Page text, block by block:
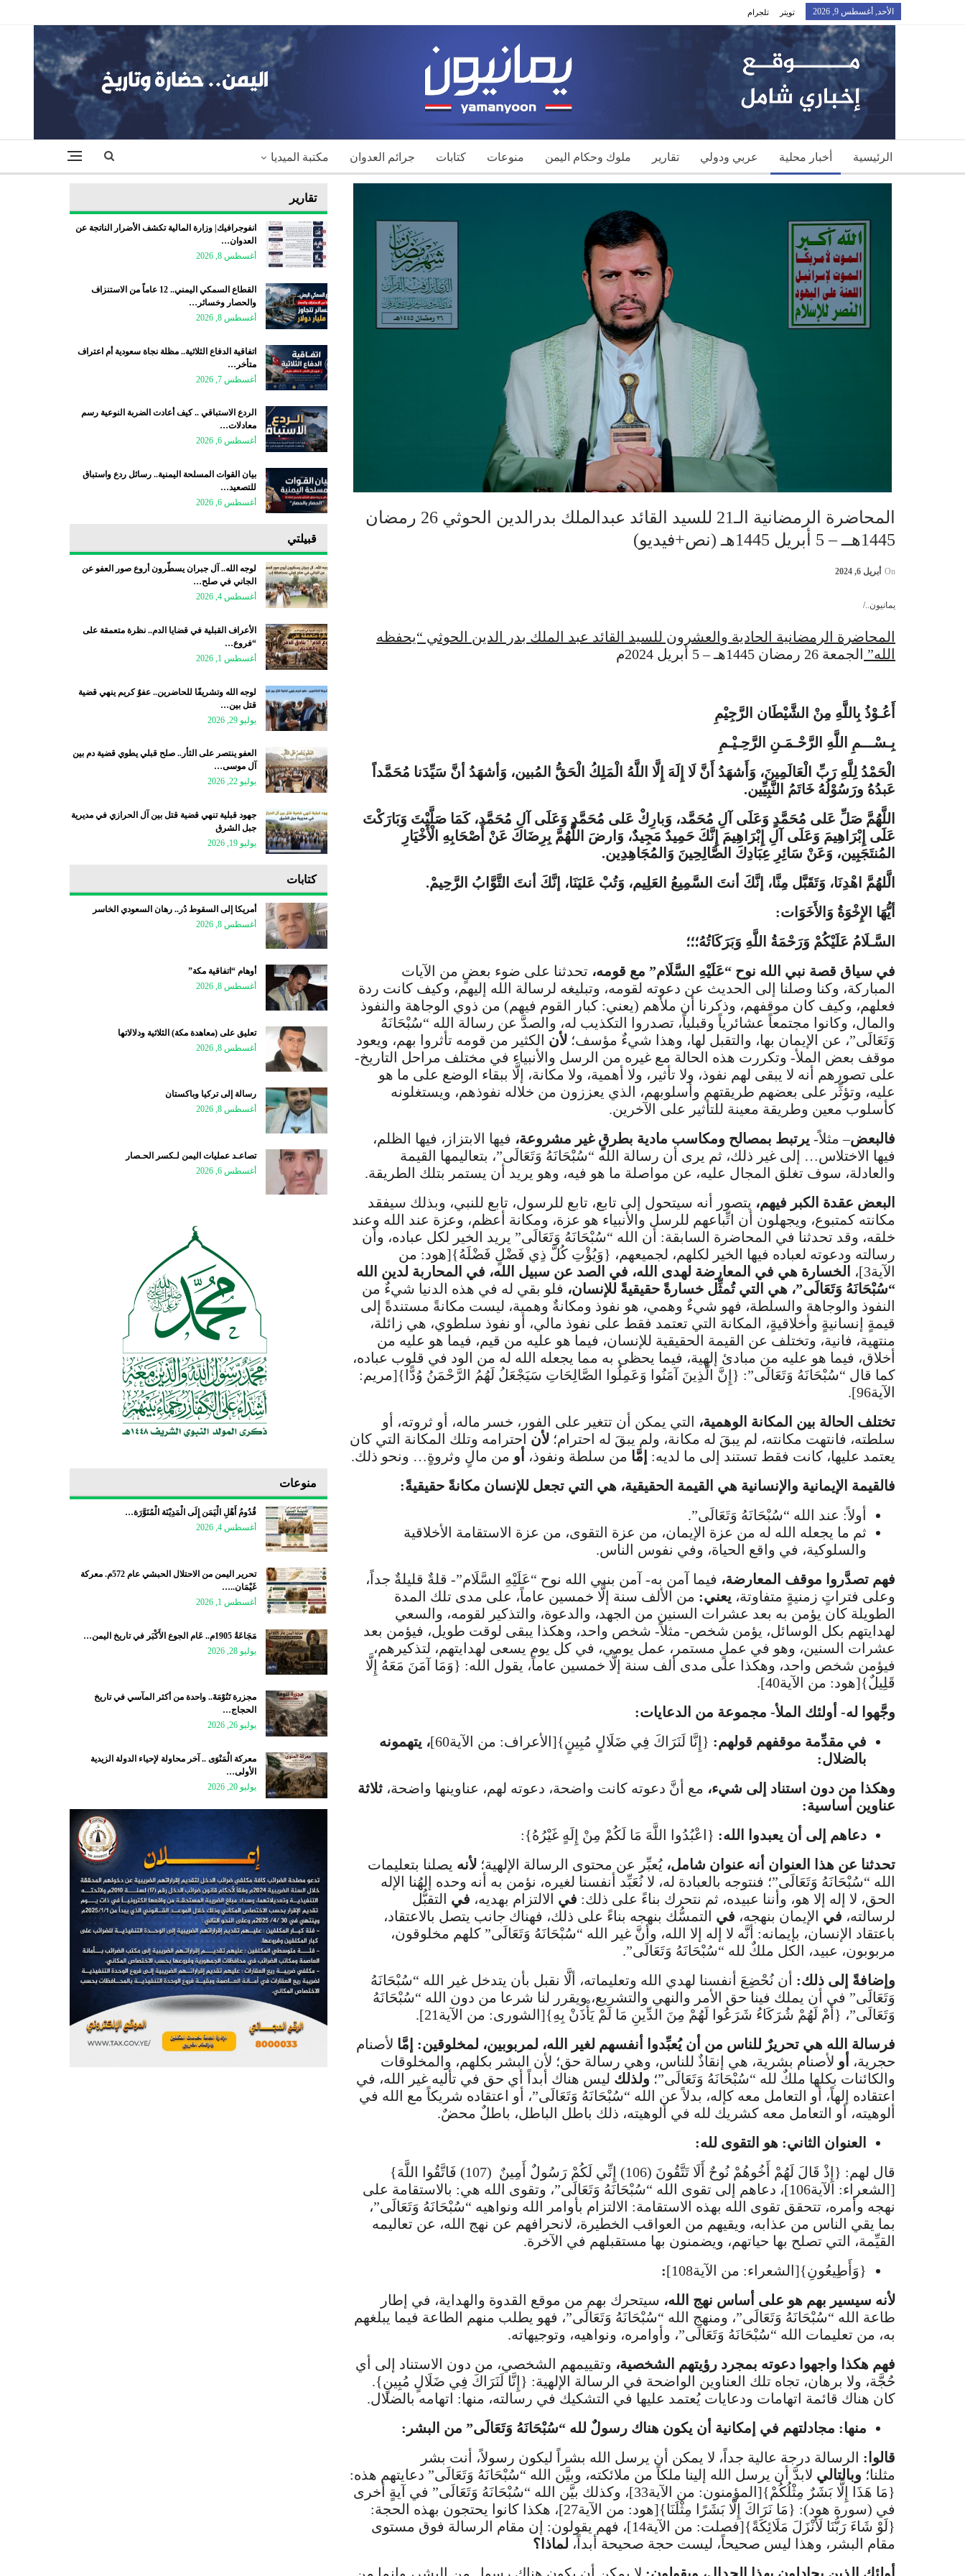
الأحد, أغسطس 9, 2026 تويتر تلجرام
الرئيسية أخبار محلية عربي ودولي تقارير ملوك وحكام اليمن منوعات كتابات جرائم العدوان مكتبة الميديا
المحاضرة الرمضانية الـ21 للسيد القائد عبدالملك بدرالدين الحوثي 26 رمضان
1445هــ – 5 أبريل 1445هـ (نص+فيديو)
On أبريل 6, 2024
يمانيون../
المحاضرة الرمضانية الحادية والعشرون للسيد القائد عبد الملك بدر الدين الحوثي “يحفظه
الله” الجمعة 26 رمضان 1445هـ – 5 أبريل 2024م
أَعُـوْذُ بِاللَّهِ مِنْ الشَّيْطَان الرَّجِيْمِ
بِـسْـــمِ اللَّهِ الرَّحْـمَـنِ الرَّحِـيْـمِ
الْحَمْدُ لِلَّهِ رَبِّ الْعَالَمِينَ، وَأَشهَدُ أَنَّ لَا إِلَهَ إِلَّا اللَّهُ الْمَلِكُ الْحَقُّ المُبين، وَأشهَدُ أنَّ سَيِّدَنا مُحَمَّداً
عَبدُهُ ورَسُوْلُهُ خَاتَمُ النَّبِيِّين.
اللَّهُمَّ صَلِّ عَلى مُحَمَّدٍ وَعَلَى آلِ مُحَمَّد، وَبارِكْ عَلى مُحَمَّدٍ وَعَلَى آلِ مُحَمَّد، كَمَا صَلَّيْتَ وَبَارَكْتَ
عَلَى إِبْرَاهِيمَ وَعَلَى آلِ إِبْرَاهِيمَ إِنَّكَ حَمِيدٌ مَجِيدٌ، وَارضَ اللَّهُمَّ بِرِضَاكَ عَنْ أَصْحَابِهِ الْأَخْيَارِ
المُنتَجَبِين، وَعَنْ سَائِرِ عِبَادِكَ الصَّالِحِينَ وَالمُجَاهِدِين.
الَّلهُمَّ اهْدِنَا، وَتَقَبَّل مِنَّا، إنَّكَ أنتَ السَّمِيعُ العَلِيم، وَتُبْ عَليَنَا، إنَّكَ أنتَ التَّوَّابُ الرَّحِيمْ.
أيُّهَا الإِخْوَةُ وَالأَخَوَات:
السَّـلَامُ عَلَيْكُمْ وَرَحْمَةُ اللَّهِ وَبَرَكَاتُهُ؛؛؛
في سياق قصة نبي الله نوح “عَلَيْهِ السَّلَام” مع قومه، تحدثنا على ضوء بعضٍ من الآيات
المباركة، وكنا وصلنا إلى الحديث عن دعوته لقومه، وتبليغه لرسالة الله إليهم، وكيف كانت ردة
فعلهم، وكيف كان موقفهم، وذكرنا أن ملأهم (يعني: كبار القوم فيهم) من ذوي الوجاهة والنفوذ
والمال، وكانوا مجتمعاً عشائرياً وقبلياً، تصدروا التكذيب له، والصدَّ عن رسالة الله “سُبْحَانَهُ
وَتَعَالَى”، عن الإيمان بها، والتقبل لها، وهذا شيءٌ مؤسف؛ لأن الكثير من قومه تأثروا بهم، ويعود
موقف بعض الملأ- وتكررت هذه الحالة مع غيره من الرسل والأنبياء في مختلف مراحل التاريخ-
على تصورهم أنه لا يبقى لهم نفوذ، ولا تأثير، ولا أهمية، ولا مكانة، إلَّا ببقاء الوضع على ما هو
عليه، وتؤثِّر على بعضهم طريقتهم وأسلوبهم، الذي يعززون من خلاله نفوذهم، ويستغلونه
كأسلوب معين وطريقة معينة للتأثير على الآخرين.
فالبعض– مثلاً- يرتبط بمصالح ومكاسب مادية بطرقٍ غير مشروعة، فيها الابتزاز، فيها الظلم،
فيها الاختلاس… إلى غير ذلك، ثم يرى أن رسالة الله “سُبْحَانَهُ وَتَعَالَى”، بتعاليمها القيمة
والعادلة، سوف تغلق المجال عليه، عن مواصلة ما هو فيه، وهو يريد أن يستمر بتلك الطريقة.
البعض عقدة الكبر فيهم، يتصور أنه سيتحول إلى تابع، تابع للرسول، تابع للنبي، وبذلك سيفقد
مكانته كمتبوع، ويجهلون أن اتِّباعهم للرسل والأنبياء هو عزة، ومكانة أعظم، وعزة عند الله وعند
خلقه، وقد تحدثنا في المحاضرة السابقة: أن الله “سُبْحَانَهُ وَتَعَالَى” يريد الخير لكل عباده، وأن
رسالته ودعوته لعباده فيها الخير لكلهم، لجميعهم، {وَيُؤْتِ كُلَّ ذِي فَضْلٍ فَضْلَهُ}[هود: من
الآية3]،
الخسارة هي في المعارضة لهدى الله، في الصد عن سبيل الله، في المحاربة لدين الله
“سُبْحَانَهُ وَتَعَالَى”، هي التي تُمثِّل خسارةً حقيقيةً للإنسان، فلو بقي له في هذه الدنيا شيءٌ من
النفوذ والوجاهة والسلطة، فهو شيءٌ وهمي، هو نفوذ ومكانةٌ وهمية، ليست مكانةً مستندةً إلى
قيمةٍ إنسانيةٍ وأخلاقيةٍ، المكانة التي تعتمد فقط على نفوذ مالي، أو نفوذ سلطوي، هي زائلة،
منتهية، فانية، وتختلف عن القيمة الحقيقية للإنسان، فيما هو عليه من قيم، فيما هو عليه من
أخلاق، فيما هو عليه من مبادئ إلهية، فيما يحظى به مما يجعله الله له من الود في قلوب عباده،
كما قال “سُبْحَانَهُ وَتَعَالَى”: {إِنَّ الَّذِينَ آمَنُوا وَعَمِلُوا الصَّالِحَاتِ سَيَجْعَلُ لَهُمُ الرَّحْمَنُ وُدًّا}[مريم:
الآية96].
تختلف الحالة بين المكانة الوهمية، التي يمكن أن تتغير على الفور، خسر ماله، أو ثروته، أو
سلطته، فانتهت مكانته، لم يبقَ له مكانة، ولم يبقَ له احترام؛ لأن احترامه وتلك المكانة التي كان
يعتمد عليها، كانت فقط تستند إلى ما لديه: إمَّا من سلطة ونفوذ، أو من مالٍ وثروةٍ… ونحو ذلك.
فالقيمة الإيمانية والإنسانية هي القيمة الحقيقية، هي التي تجعل للإنسان مكانةً حقيقيةً:
أولاً: عند الله “سُبْحَانَهُ وَتَعَالَى”.
ثم ما يجعله الله له من عزة الإيمان، من عزة التقوى، من عزة الاستقامة الأخلاقية
والسلوكية، في واقع الحياة، وفي نفوس الناس.
فهم تصدَّروا موقف المعارضة، فيما آمن به- آمن بنبي الله نوح “عَلَيْهِ السَّلَام”- قلةٌ قليلةٌ جداً،
وعلى فتراتٍ زمنيةٍ متفاوتة، يعني: من الألف سنة إلَّا خمسين عاماً، على مدى تلك المدة
الطويلة كان يؤمن به بعد عشرات السنين من الجهد، والدعوة، والتذكير لقومه، والسعي
لهدايتهم بكل الوسائل، يؤمن شخص- مثلاً- شخص واحد، وهكذا يبقى لوقت طويل، فيؤمن بعد
عشرات السنين، وهو في عملٍ مستمر، عمل يومي، في كل يوم يسعى لهدايتهم، لتذكيرهم،
فيؤمن شخص واحد، وهكذا على مدى ألف سنة إلَّا خمسين عاماً، يقول الله: {وَمَا آمَنَ مَعَهُ إِلَّا
قَلِيلٌ}[هود: من الآية40].
وجَّهوا له- أولئك الملأ- مجموعة من الدعايات:
في مقدِّمة موقفهم قولهم: {إِنَّا لَنَرَاكَ فِي ضَلَالٍ مُبِينٍ}[الأعراف: من الآية60]
، يتهمونه
بالضلال:
وهكذا من دون استناد إلى شيء، مع أنَّ دعوته كانت واضحة، دعوته لهم، عناوينها واضحة، ثلاثة
عناوين أساسية:
دعاهم إلى أن يعبدوا الله: {اعْبُدُوا اللَّهَ مَا لَكُمْ مِنْ إِلَهٍ غَيْرُهُ}:
تحدثنا عن هذا العنوان أنه عنوان شامل، يُعبِّر عن محتوى الرسالة الإلهية؛ لأنه يصلنا بتعليمات
الله “سُبْحَانَهُ وَتَعَالَى”؛ فنتوجه بالعبادة له، لا نُعَبِّد أنفسنا لغيره، نؤمن به أنه وحده إلهُنا الإله
الحق، لا إله إلا هو، وأننا عبيده، ثم نتحرك بناءً على ذلك: في الالتزام بهديه، في التقبُّل
لرسالته، في الإيمان بنهجه، في التمسُّك بنهجه بناءً على ذلك، فهناك جانب يتصل بالاعتقاد،
باعتقاد الإنسان، بإيمانه: أنَّه لا إله إلا الله، وأنَّ غير الله “سُبْحَانَهُ وَتَعَالَى” كلهم مخلوقون،
مربوبون، عبيد، الكل ملكٌ لله “سُبْحَانَهُ وَتَعَالَى”.
وإضافةً إلى ذلك: أن نُحْضِعَ أنفسنا لهدي الله وتعليماته، ألَّا نقبل بأن يتدخل غير الله “سُبْحَانَهُ
وَتَعَالَى” في أن يملك فينا حق الأمر والنهي والتشريع، ويقرر لنا شرعا من دون الله “سُبْحَانَهُ
وَتَعَالَى”، {أَمْ لَهُمْ شُرَكَاءُ شَرَعُوا لَهُمْ مِنَ الدِّينِ مَا لَمْ يَأْذَنْ بِهِ}[الشورى: من الآية21].
فرسالة الله هي تحريرٌ للناس من أن يُعبِّدوا أنفسهم لغير الله، لمربوبين، لمخلوقين: إمَّا لأصنام
حجرية،
أو لأصنام بشرية، هي إنقاذٌ للناس، وهي رسالة حق؛ لأن البشر بكلهم، والمخلوقات
والكائنات بكلها ملكٌ لله “سُبْحَانَهُ وَتَعَالَى”؛ ولذلك ليس هناك أبداً أي حق في تأليه غير الله، في
اعتقاده إلهاً، أو التعامل معه كإله، بدلاً عن الله “سُبْحَانَهُ وَتَعَالَى”، أو اعتقاده شريكاً مع الله في
ألوهيته، أو التعامل معه كشريك لله في ألوهيته، ذلك باطل الباطل، باطلٌ محضٌ.
العنوان الثاني: هو التقوى لله:
قال لهم: {إِذْ قَالَ لَهُمْ أَخُوهُمْ نُوحٌ أَلَا تَتَّقُونَ (106) إِنِّي لَكُمْ رَسُولٌ أَمِينٌ (107) فَاتَّقُوا اللَّهَ}
[الشعراء: الآية106]، دعاهم إلى تقوى الله “سُبْحَانَهُ وَتَعَالَى”، وتقوى الله هي: بالاستقامة على
نهجه وأمره، تتحقق تقوى الله بهذه الاستقامة: الالتزام بأوامر الله ونواهيه “سُبْحَانَهُ وَتَعَالَى”،
بما يقي الناس من عذابه، ويقيهم من العواقب الخطيرة، لانحرافهم عن نهج الله، عن تعاليمه
القيِّمة، التي تصلح بها حياتهم، ويضمنون بها مستقبلهم في الآخرة.
{وَأَطِيعُونِ}[الشعراء: من الآية108]
:
لأنه سيسير بهم هو على أساس نهج الله، سيتحرك بهم من موقع القدوة والهداية، في إطار
طاعة الله “سُبْحَانَهُ وَتَعَالَى”، ومنهج الله “سُبْحَانَهُ وَتَعَالَى”، فهو يطلب منهم الطاعة فيما يبلغهم
به، من تعليمات الله “سُبْحَانَهُ وَتَعَالَى”، وأوامره، ونواهيه، وتوجيهاته.
فهم هكذا واجهوا دعوته بمجرد رؤيتهم الشخصية، وتقييمهم الشخصي، من دون الاستناد إلى أي
حُجَّة، ولا برهان، تجاه تلك العناوين الواضحة في الرسالة الإلهية: {إِنَّا لَنَرَاكَ فِي ضَلَالٍ مُبِينٍ}.
كان هناك قائمة اتهامات ودعايات يُعتمد عليها في التشكيك في رسالته، منها: اتهامه بالضلال.
منها: مجادلتهم في إمكانية أن يكون هناك رسولٌ لله “سُبْحَانَهُ وَتَعَالَى” من البشر:
قالوا: الرسالة درجة عالية جداً، لا يمكن أن يرسل الله بشراً ليكون رسولاً، أنت بشر
مثلنا؛ وبالتالي لابدَّ أن يرسل الله إلينا ملكاً من ملائكته، وبيَّن الله “سُبْحَانَهُ وَتَعَالَى” دعايتهم هذه:
{مَا هَذَا إِلَّا بَشَرٌ مِثْلُكُمْ}[المؤمنون: من الآية33]، وكذلك بيَّن الله “سُبْحَانَهُ وَتَعَالَى” في آيةٍ أخرى
في (سورة هود): {مَا نَرَاكَ إِلَّا بَشَرًا مِثْلَنَا}[هود: من الآية27]، هكذا كانوا يحتجون بهذه الحجة:
{لَوْ شَاءَ رَبُّنَا لَأَنْزَلَ مَلَائِكَةً}[فصلت: من الآية14]، فهم يقولون: إن مقام الرسالة فوق مستوى
مقام البشر، وهذا ليس صحيحاً، ليست حجة صحيحة أبداً، لماذا؟
تقارير
انفوجرافيك| وزارة المالية تكشف الأضرار الناتجة عن
العدوان…
أغسطس 8, 2026
القطاع السمكي اليمني.. 12 عاماً من الاستنزاف
والحصار وخسائر…
أغسطس 8, 2026
اتفاقية الدفاع الثلاثية.. مظلة نجاة سعودية أم اعتراف
متأخر…
أغسطس 7, 2026
الردع الاستباقي .. كيف أعادت الضربة النوعية رسم
معادلات…
أغسطس 6, 2026
بيان القوات المسلحة اليمنية.. رسائل ردع واستباق
للتصعيد…
أغسطس 6, 2026
قبيلتي
لوجه الله.. آل جبران يسطّرون أروع صور العفو عن
الجاني في صلح…
أغسطس 4, 2026
الأعراف القبلية في قضايا الدم.. نظرة متعمقة على
“فروع…
أغسطس 1, 2026
لوجه الله وتشريفًا للحاضرين.. عفوٌ كريم ينهي قضية
قتل بين…
يوليو 29, 2026
العفو ينتصر على الثأر.. صلح قبلي يطوي قضية دم بين
آل موسى…
يوليو 22, 2026
جهود قبلية تنهي قضية قتل بين آل الحرازي في مديرية
جبل الشرق
يوليو 19, 2026
كتابات
أمريكا إلى السقوط دُر.. رهان السعودي الخاسر
أغسطس 8, 2026
أوهام “اتفاقية مكة”
أغسطس 8, 2026
تعليق على (معاهدة مكة) الثلاثية ودلالاتها
أغسطس 8, 2026
رسالة إلى تركيا وباكستان
أغسطس 8, 2026
تصاعـد عمليات اليمن لـكسر الحـصار
أغسطس 6, 2026
منوعات
قُدُومُ أَهْلِ الْيَمَن إِلَى الْمَدِيْنَة الْمُنَوَّرَة…
أغسطس 4, 2026
تحرير اليمن من الاحتلال الحبشي عام 572م. معركة
غَيْمَان..…
أغسطس 1, 2026
مَجَاعَةُ 1905م.. عَام الجوع الأَكْبَر في تاريخ اليمن…
يوليو 28, 2026
مجزرة تَنُوْمَةَ.. واحدة من أكثر المآسي في تاريخ
الحجاج…
يوليو 26, 2026
معركة الْمَنْوَى .. آخر محاولة لإحياء الدولة الزيدية
الأولى…
يوليو 20, 2026